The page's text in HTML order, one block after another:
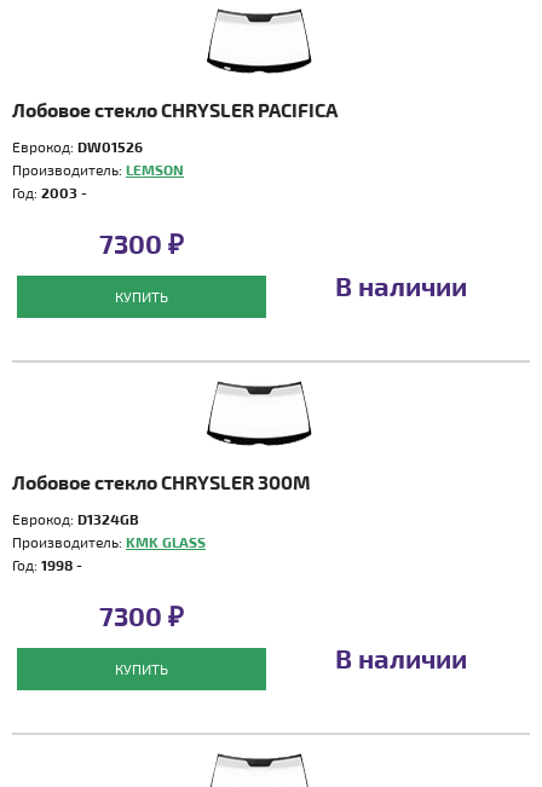
Лобовое стекло CHRYSLER PACIFICA
Еврокод: DW01526
Производитель: LEMSON
Год: 2003 -
7300 ₽
КУПИТЬ В наличии
Лобовое стекло CHRYSLER 300M
Еврокод: D1324GB
Производитель: KMK GLASS
Год: 1998 -
7300 ₽
КУПИТЬ В наличии